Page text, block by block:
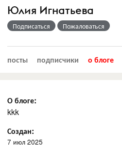
Юлия Игнатьева
Подписаться Пожаловаться
посты подписчики о блоге
О блоге:
kkk
Создан:
7 июл 2025